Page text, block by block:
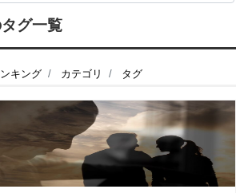
タグ一覧
キング カテゴリ タグ